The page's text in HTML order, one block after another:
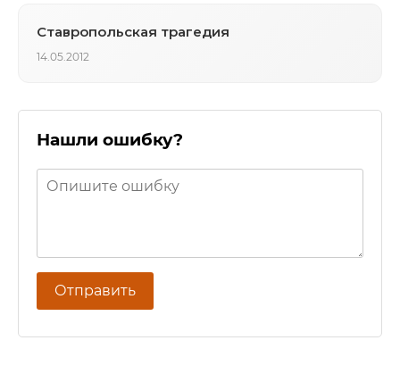
Ставропольская трагедия
14.05.2012
Нашли ошибку?
Отправить